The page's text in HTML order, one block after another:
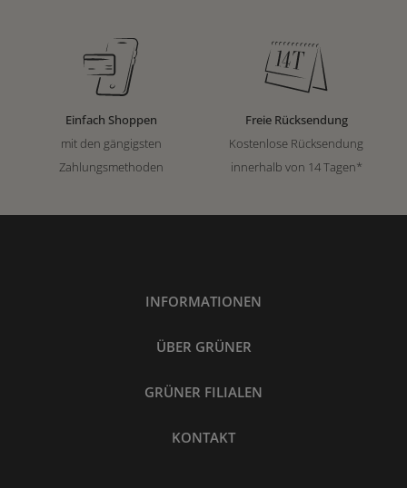
Einfach Shoppen
mit den gängigsten
Zahlungsmethoden
Freie Rücksendung
Kostenlose Rücksendung
innerhalb von 14 Tagen*
INFORMATIONEN
ÜBER GRÜNER
GRÜNER FILIALEN
KONTAKT